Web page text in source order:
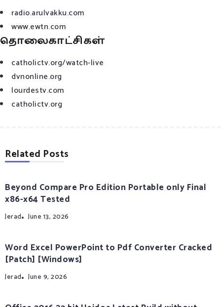
radio.arulvakku.com
www.ewtn.com
தொலைகாட்சிகள்
catholictv.org/watch-live
dvnonline.org
lourdestv.com
catholictv.org
Related Posts
Beyond Compare Pro Edition Portable only Final
x86-x64 Tested
Jerad June 13, 2026
Word Excel PowerPoint to Pdf Converter Cracked
[Patch] [Windows]
Jerad June 9, 2026